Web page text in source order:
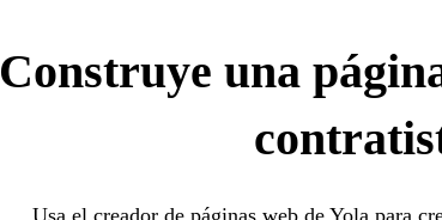
Construye una
Usa el creador de páginas web de Yola para